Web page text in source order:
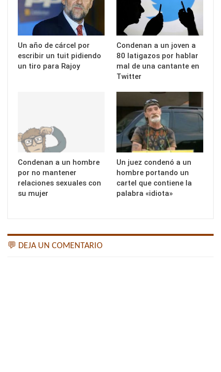
Un año de cárcel por
escribir un tuit pidiendo
un tiro para Rajoy
Condenan a un joven a
80 latigazos por hablar
mal de una cantante en
Twitter
Condenan a un hombre
por no mantener
relaciones sexuales con
su mujer
Un juez condenó a un
hombre portando un
cartel que contiene la
palabra «idiota»
💬 DEJA UN COMENTARIO